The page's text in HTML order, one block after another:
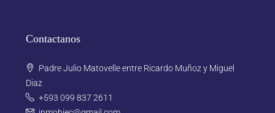
Contactanos
Padre Julio Matovelle entre Ricardo Muñoz y Miguel
Diaz
+593 099 837 2611